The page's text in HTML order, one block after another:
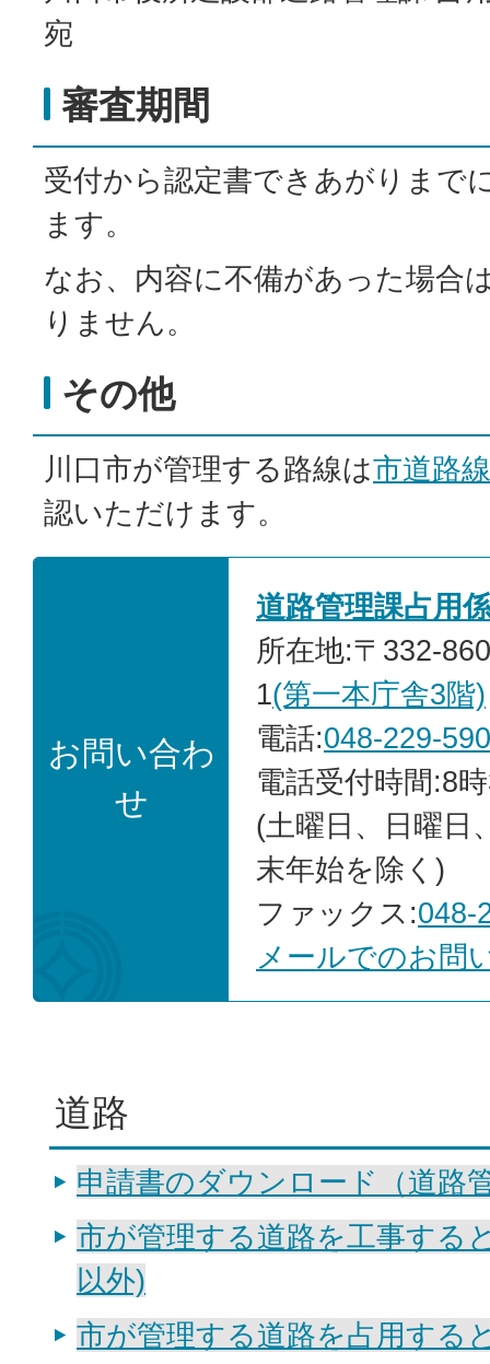
宛
審査期間
受付から認定書できあがりまで
ます。
なお、内容に不備があった場合
りません。
その他
川口市が管理する路線は市道路
認いただけます。
お問い合わ
せ
道路管理課占用
所在地:〒332-
1(第一本庁舎3階)
電話:048-229-
電話受付時間:8
(土曜日、日曜日
末年始を除く)
ファックス:048-
メールでのお問
道路
申請書のダウンロード（道路
市が管理する道路を工事する
以外)
市が管理する道路を占用する